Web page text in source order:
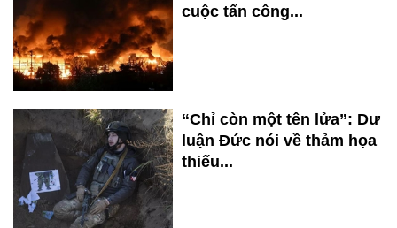
cuộc tấn công...
“Chỉ còn một tên lửa”: Dư
luận Đức nói về thảm họa
thiếu...